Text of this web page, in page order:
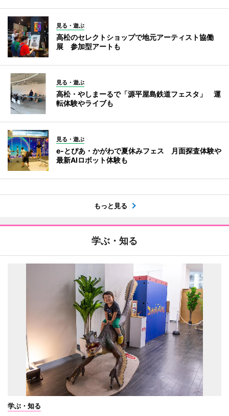
見る・遊ぶ
高松のセレクトショップで地元アーティスト協働
展 参加型アートも
見る・遊ぶ
高松・やしまーるで「源平屋島鉄道フェスタ」 運
転体験やライブも
見る・遊ぶ
e-とぴあ・かがわで夏休みフェス 月面探査体験や
最新AIロボット体験も
もっと見る
学ぶ・知る
学ぶ・知る